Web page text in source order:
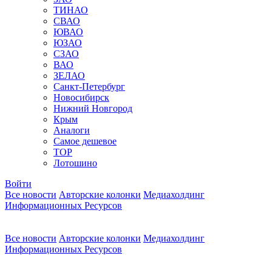
ТИНАО
СВАО
ЮВАО
ЮЗАО
СЗАО
ВАО
ЗЕЛАО
Санкт-Петербург
Новосибирск
Нижний Новгород
Крым
Аналоги
Самое дешевое
TOP
Лотошино
Войти
Все новости Авторские колонки Медиахолдинг
Информационных Ресурсов
Все новости Авторские колонки Медиахолдинг
Информационных Ресурсов